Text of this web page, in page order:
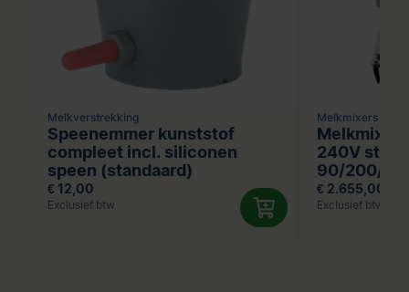
Melkverstrekking
Speenemmer kunststof
compleet incl. siliconen
speen (standaard)
€ 12,00
Exclusief btw
Melkmixers
Melkmixer
240V
90/200/
wielen
€ 2.655,00
Exclusief btw